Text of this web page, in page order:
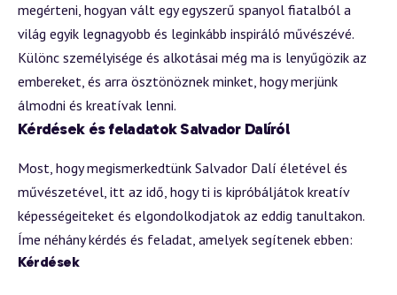
megérteni, hogyan vált egy egyszerű spanyol fiatalból a
világ egyik legnagyobb és leginkább inspiráló művészévé.
Különc személyisége és alkotásai még ma is lenyűgözik az
embereket, és arra ösztönöznek minket, hogy merjünk
álmodni és kreatívak lenni.
Kérdések és feladatok Salvador Dalíról
Most, hogy megismerkedtünk Salvador Dalí életével és
művészetével, itt az idő, hogy ti is kipróbáljátok kreatív
képességeiteket és elgondolkodjatok az eddig tanultakon.
Íme néhány kérdés és feladat, amelyek segítenek ebben:
Kérdések